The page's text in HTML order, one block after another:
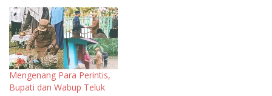
Mengenang Para Perintis,
Bupati dan Wabup Teluk